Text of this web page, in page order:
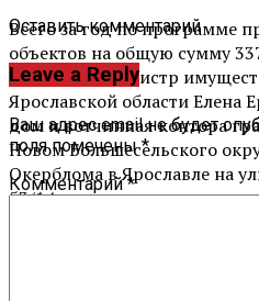
Всего за год по программе
объектов на общую сумму
рассказала министр
Ярославской области Елена
дом и вотчинная контора
Новом Большесельского
Окерблома в Ярославле на
53/14, а также старинное
Еще 25 объектов из плана
торгов: среди них
Оставить комментарий
Leave a Reply
Ваш адрес email не будет
поля помечены*
Комментарий*